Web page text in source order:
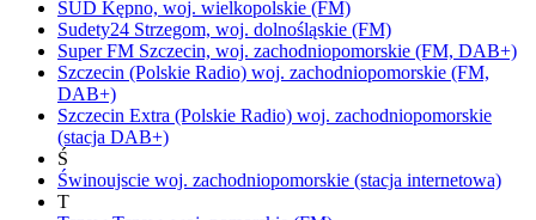
SUD Kępno, woj. wielkopolskie (FM)
Sudety24 Strzegom, woj. dolnośląskie (FM)
Super FM Szczecin, woj. zachodniopomorskie (FM, DAB+)
Szczecin (Polskie Radio) woj. zachodniopomorskie (FM,
DAB+)
Szczecin Extra (Polskie Radio) woj. zachodniopomorskie
(stacja DAB+)
Ś
Świnoujscie woj. zachodniopomorskie (stacja internetowa)
T